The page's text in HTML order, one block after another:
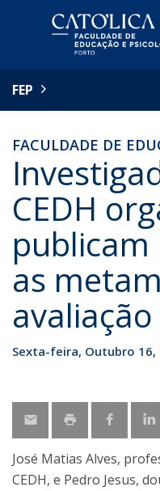
FEP
FACULDADE DE
CEDH
as
avaliação
Sexta-feira, Outubro 16,
José Matias Alves,
CEDH, e Pedro Jesus,